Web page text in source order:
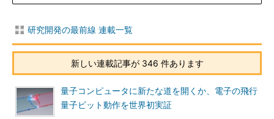
研究開発の最前線 連載一覧
新しい連載記事が 346 件あります
量子コンピュータに新たな道を開くか、電子の飛行
量子ビット動作を世界初実証